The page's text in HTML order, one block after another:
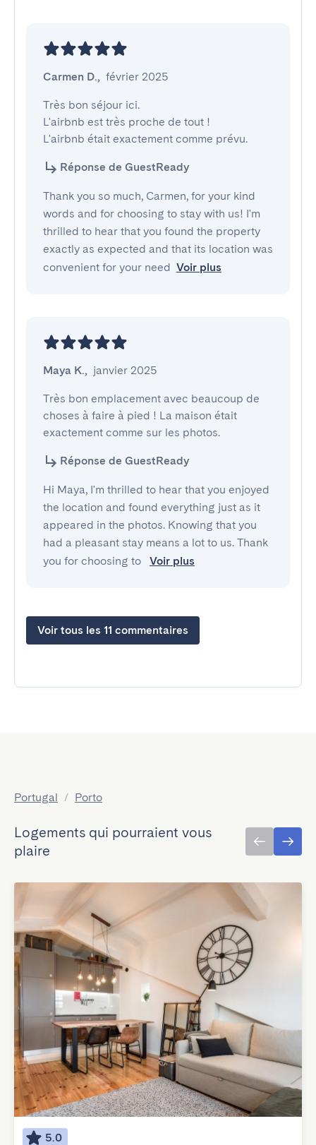
Carmen D., février 2025
Très bon séjour ici.
L'airbnb est très proche de tout !
L'airbnb était exactement comme prévu.
Réponse de GuestReady
Thank you so much, Carmen, for your kind
words and for choosing to stay with us! I'm
thrilled to hear that you found the property
exactly as expected and that its location was
convenient for your need Voir plus
Maya K., janvier 2025
Très bon emplacement avec beaucoup de
choses à faire à pied ! La maison était
exactement comme sur les photos.
Réponse de GuestReady
Hi Maya, I'm thrilled to hear that you enjoyed
the location and found everything just as it
appeared in the photos. Knowing that you
had a pleasant stay means a lot to us. Thank
you for choosing to
Voir plus
Voir tous les 11 commentaires
Portugal / Porto
Logements qui pourraient vous
plaire
5.0